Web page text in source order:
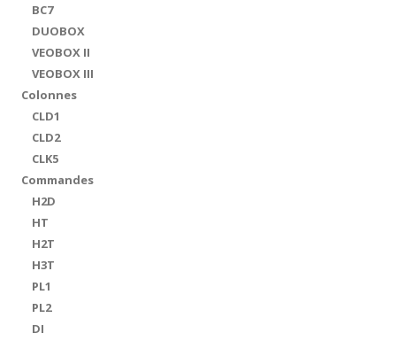
BC7
DUOBOX
VEOBOX II
VEOBOX III
Colonnes
CLD1
CLD2
CLK5
Commandes
H2D
HT
H2T
H3T
PL1
PL2
DI